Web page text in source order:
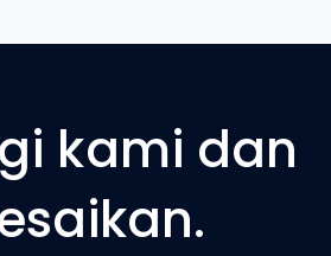
kami dan